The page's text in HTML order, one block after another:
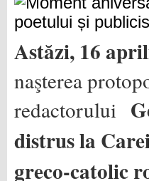
Astăzi, 16
naşterea
redactorului
distrus la
greco-catolic